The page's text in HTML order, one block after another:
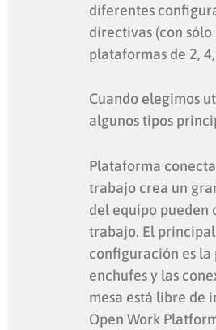
diferentes
directivas (con
plataformas de 2,
Cuando elegimos
algunos tipos
Plataforma
trabajo crea un
del equipo pueden
trabajo. El
configuración es
enchufes y las
mesa está libre de
Open Work